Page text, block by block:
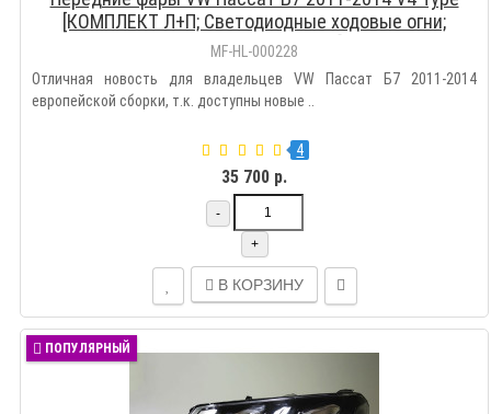
[КОМПЛЕКТ Л+П; Светодиодные ходовые огни;
Биксеноновая линза]
MF-HL-000228
Отличная новость для владельцев VW Пассат Б7 2011-2014
европейской сборки, т.к. доступны новые ..
4
35 700 р.
-
+
В КОРЗИНУ
ПОПУЛЯРНЫЙ